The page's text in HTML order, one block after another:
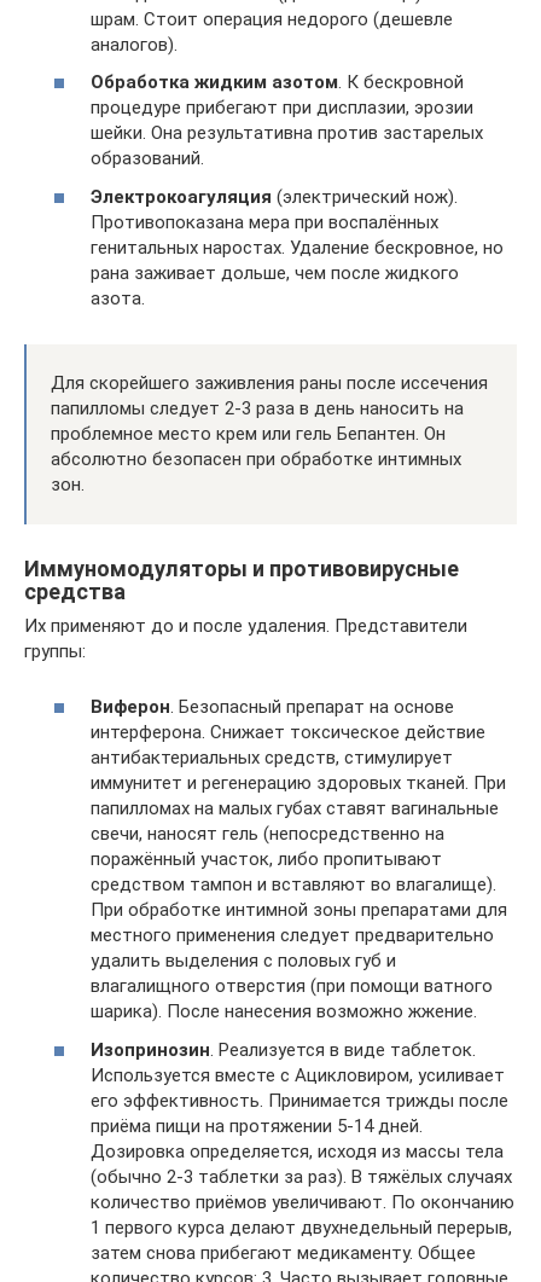
шрам. Стоит операция недорого (дешевле
аналогов).
Обработка жидким азотом. К бескровной
процедуре прибегают при дисплазии, эрозии
шейки. Она результативна против застарелых
образований.
Электрокоагуляция (электрический нож).
Противопоказана мера при воспалённых
генитальных наростах. Удаление бескровное, но
рана заживает дольше, чем после жидкого
азота.
Для скорейшего заживления раны после иссечения
папилломы следует 2-3 раза в день наносить на
проблемное место крем или гель Бепантен. Он
абсолютно безопасен при обработке интимных
зон.
Иммуномодуляторы и противовирусные
средства
Их применяют до и после удаления. Представители
группы:
Виферон. Безопасный препарат на основе
интерферона. Снижает токсическое действие
антибактериальных средств, стимулирует
иммунитет и регенерацию здоровых тканей. При
папилломах на малых губах ставят вагинальные
свечи, наносят гель (непосредственно на
поражённый участок, либо пропитывают
средством тампон и вставляют во влагалище).
При обработке интимной зоны препаратами для
местного применения следует предварительно
удалить выделения с половых губ и
влагалищного отверстия (при помощи ватного
шарика). После нанесения возможно жжение.
Изопринозин . Реализуется в виде таблеток.
Используется вместе с Ацикловиром, усиливает
его эффективность. Принимается трижды после
приёма пищи на протяжении 5-14 дней.
Дозировка определяется, исходя из массы тела
(обычно 2-3 таблетки за раз). В тяжёлых случаях
количество приёмов увеличивают. По окончанию
1 первого курса делают двухнедельный перерыв,
затем снова прибегают медикаменту. Общее